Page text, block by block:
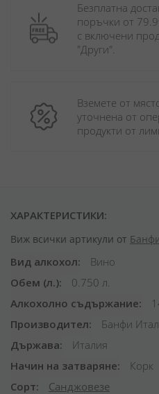
Безплатна
поръчки от
с включени
"Други".
Вземете от
уточнена от
продукти от
ХАРАКТЕРИСТИКИ:
Виж всички артикули от
Вид алкохол
Вино
Обем (л.)
0.750 л.
Алкохолно съдържание
Производител
Банфи
Държава
Италия
Начин на затваряне
Корк
Сорт
Санджовезе